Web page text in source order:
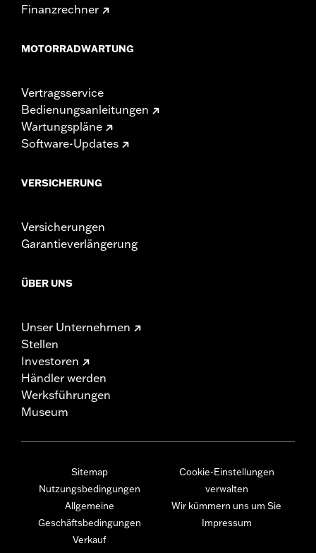
Finanzrechner
MOTORRADWARTUNG
Vertragsservice
Bedienungsanleitungen
Wartungspläne
Software-Updates
VERSICHERUNG
Versicherungen
Garantieverlängerung
ÜBER UNS
Unser Unternehmen
Stellen
Investoren
Händler werden
Werksführungen
Museum
Sitemap
Nutzungsbedingungen
Allgemeine
Geschäftsbedingungen
Verkauf
Cookie-Einstellungen
verwalten
Wir kümmern uns um Sie
Impressum